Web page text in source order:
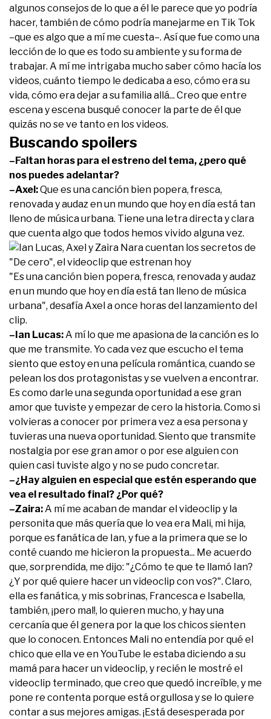
algunos consejos de lo que a él le parece que yo podría
hacer, también de cómo podría manejarme en Tik Tok
–que es algo que a mí me cuesta–. Así que fue como una
lección de lo que es todo su ambiente y su forma de
trabajar. A mí me intrigaba mucho saber cómo hacía los
videos, cuánto tiempo le dedicaba a eso, cómo era su
vida, cómo era dejar a su familia allá... Creo que entre
escena y escena busqué conocer la parte de él que
quizás no se ve tanto en los videos.
Buscando spoilers
–Faltan horas para el estreno del tema, ¿pero qué
nos puedes adelantar?
–Axel:Que es una canción bien popera, fresca,
renovada y audaz en un mundo que hoy en día está tan
lleno de música urbana. Tiene una letra directa y clara
que cuenta algo que todos hemos vivido alguna vez.
"Es una canción bien popera, fresca, renovada y audaz
en un mundo que hoy en día está tan lleno de música
urbana", desafía Axel a once horas del lanzamiento del
clip.
–Ian Lucas: A mí lo que me apasiona de la canción es lo
que me transmite. Yo cada vez que escucho el tema
siento que estoy en una película romántica, cuando se
pelean los dos protagonistas y se vuelven a encontrar.
Es como darle una segunda oportunidad a ese gran
amor que tuviste y empezar de cero la historia. Como si
volvieras a conocer por primera vez a esa persona y
tuvieras una nueva oportunidad. Siento que transmite
nostalgia por ese gran amor o por ese alguien con
quien casi tuviste algo y no se pudo concretar.
–¿Hay alguien en especial que estén esperando que
vea el resultado final? ¿Por qué?
–Zaira: A mí me acaban de mandar el videoclip y la
personita que más quería que lo vea era Mali, mi hija,
porque es fanática de Ian, y fue a la primera que se lo
conté cuando me hicieron la propuesta... Me acuerdo
que, sorprendida, me dijo: "¿Cómo te que te llamó Ian?
¿Y por qué quiere hacer un videoclip con vos?". Claro,
ella es fanática, y mis sobrinas, Francesca e Isabella,
también, ¡pero mal!, lo quieren mucho, y hay una
cercanía que él genera por la que los chicos sienten
que lo conocen. Entonces Mali no entendía por qué el
chico que ella ve en YouTube le estaba diciendo a su
mamá para hacer un videoclip, y recién le mostré el
videoclip terminado, que creo que quedó increíble, y me
pone re contenta porque está orgullosa y se lo quiere
contar a sus mejores amigas. ¡Está desesperada por